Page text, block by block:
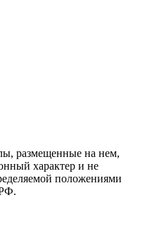
размещенные на нем,
характер и не
положениями